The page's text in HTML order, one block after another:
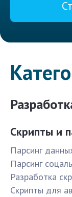
Скрипты и
Парсинг
Парсинг
Разработка
Скрипты для